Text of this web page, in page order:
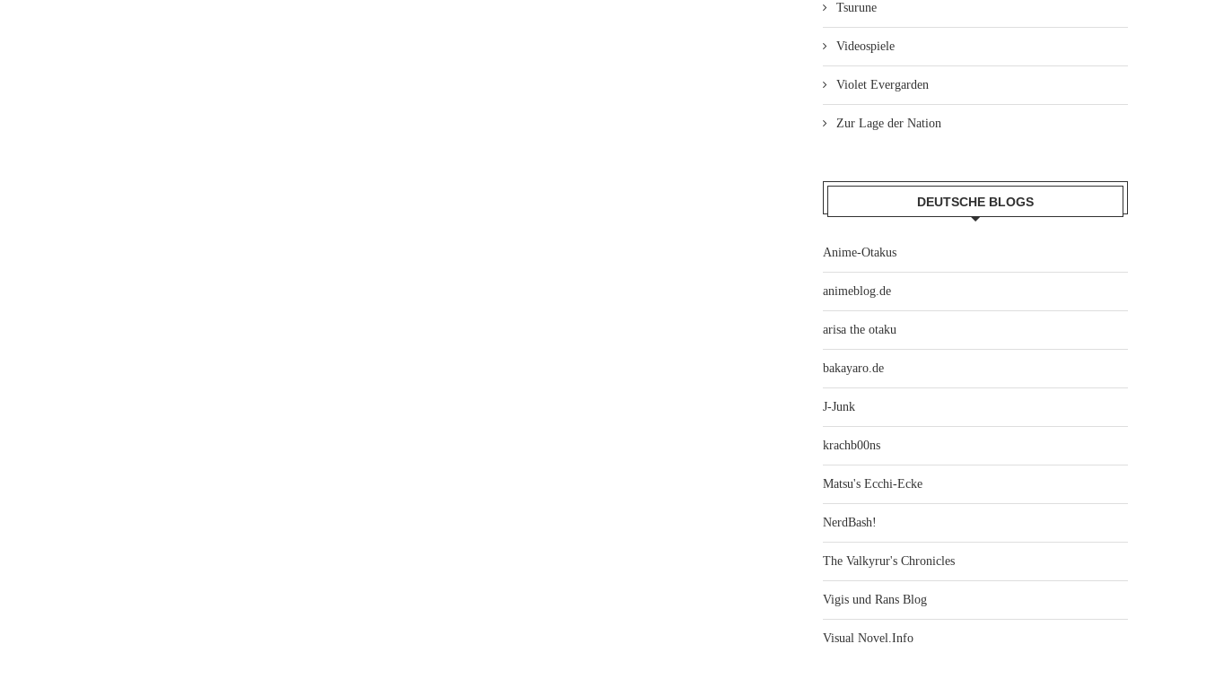
Tsurune
Videospiele
Violet Evergarden
Zur Lage der Nation
DEUTSCHE BLOGS
Anime-Otakus
animeblog.de
arisa the otaku
bakayaro.de
J-Junk
krachb00ns
Matsu's Ecchi-Ecke
NerdBash!
The Valkyrur's Chronicles
Vigis und Rans Blog
Visual Novel.Info